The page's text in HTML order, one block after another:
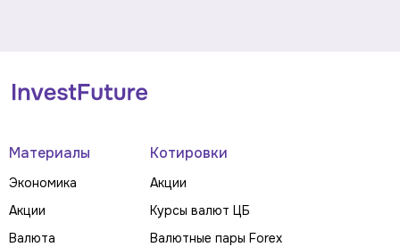
Материалы
Экономика
Акции
Валюта
Котировки
Акции
Курсы валют ЦБ
Валютные пары Forex